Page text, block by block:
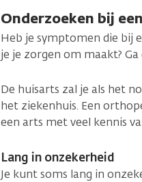
Onderzoeken bij
Heb je symptomen die bij
je je zorgen om maakt?
De huisarts zal je als het
het ziekenhuis. Een
een arts met veel kennis
Lang in onzekerheid
Je kunt soms lang in